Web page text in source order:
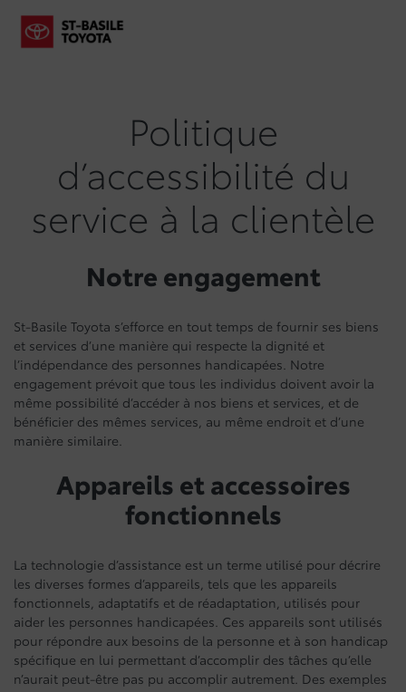
Politique
d’accessibilité du
service à la clientèle
Notre engagement
St-Basile Toyota s’efforce en tout temps de fournir ses biens
et services d’une manière qui respecte la dignité et
l’indépendance des personnes handicapées. Notre
engagement prévoit que tous les individus doivent avoir la
même possibilité d’accéder à nos biens et services, et de
bénéficier des mêmes services, au même endroit et d’une
manière similaire.
Appareils et accessoires
fonctionnels
La technologie d’assistance est un terme utilisé pour décrire
les diverses formes d’appareils, tels que les appareils
fonctionnels, adaptatifs et de réadaptation, utilisés pour
aider les personnes handicapées. Ces appareils sont utilisés
pour répondre aux besoins de la personne et à son handicap
spécifique en lui permettant d’accomplir des tâches qu’elle
n’aurait peut-être pas pu accomplir autrement. Des exemples